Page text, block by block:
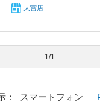
大宮店
1/1
： スマートフォン ｜